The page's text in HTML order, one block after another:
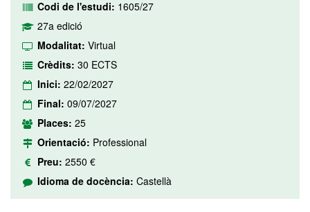
Codi de l'estudi: 1605/27
27a edició
Modalitat: Virtual
Crèdits: 30 ECTS
Inici: 22/02/2027
Final: 09/07/2027
Places: 25
Orientació: Professional
Preu: 2550 €
Idioma de docència: Castellà